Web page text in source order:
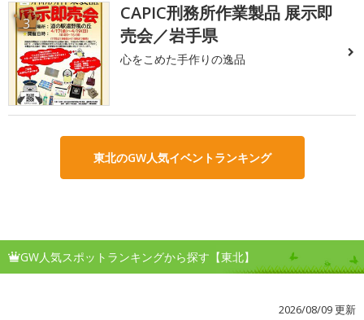
3
CAPIC刑務所作業製品 展示即
売会／岩手県
心をこめた手作りの逸品
東北のGW人気イベントランキング
GW人気スポットランキングから探す【東北】
2026/08/09 更新